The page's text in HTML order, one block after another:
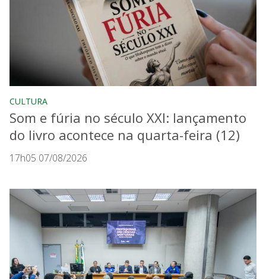
CULTURA
Som e fúria no século XXI: lançamento
do livro acontece na quarta-feira (12)
17h05 07/08/2026